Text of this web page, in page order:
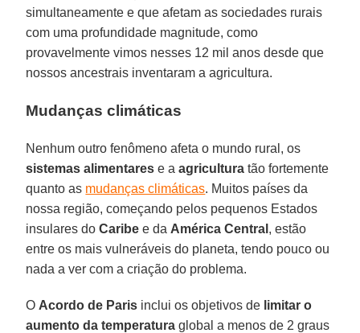
simultaneamente e que afetam as sociedades rurais
com uma profundidade magnitude, como
provavelmente vimos nesses 12 mil anos desde que
nossos ancestrais inventaram a agricultura.
Mudanças climáticas
Nenhum outro fenômeno afeta o mundo rural, os
sistemas alimentares e aagricultura tão fortemente
quanto as mudanças climáticas. Muitos países da
nossa região, começando pelos pequenos Estados
insulares doCaribe e da América Central , estão
entre os mais vulneráveis ​​do planeta, tendo pouco ou
nada a ver com a criação do problema.
O Acordo de Paris inclui os objetivos de limitar o
aumento da temperatura global a menos de 2 graus